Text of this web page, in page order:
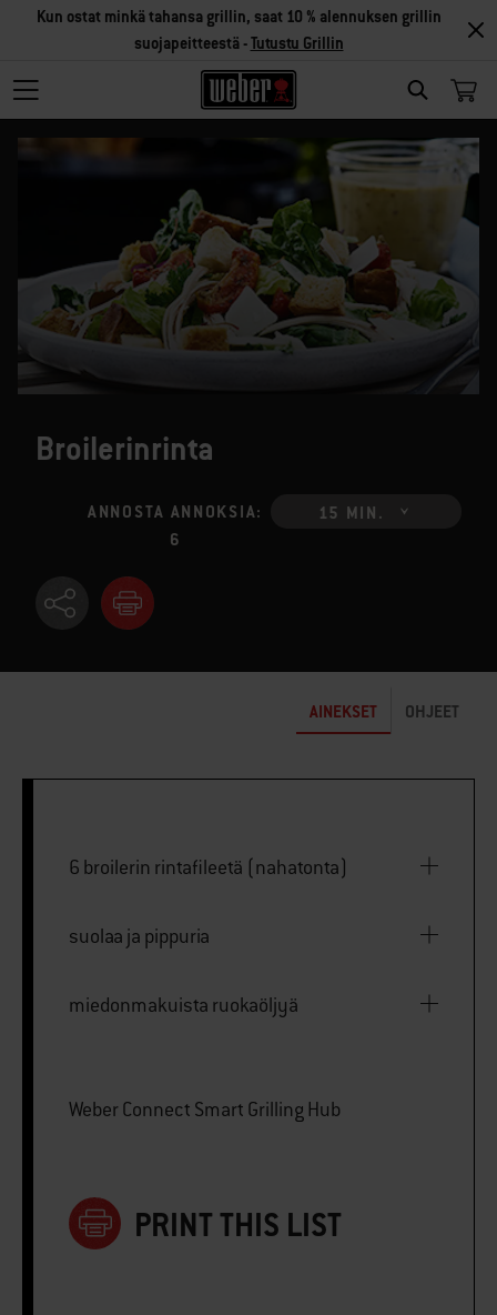
SEARCH
Kun ostat minkä tahansa grillin, saat 10 % alennuksen grillin
suojapeitteestä -Tutustu Grillin
Broilerinrinta
ANNOSTA ANNOKSIA:
6
15 MIN.
AINEKSET OHJEET
6 broilerin rintafileetä (nahatonta)
suolaa ja pippuria
miedonmakuista ruokaöljyä
Weber Connect Smart Grilling Hub
PRINT THIS LIST